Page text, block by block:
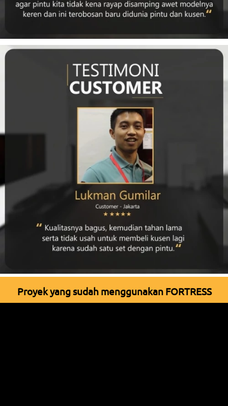
Proyek yang sudah menggunakan FORTRESS